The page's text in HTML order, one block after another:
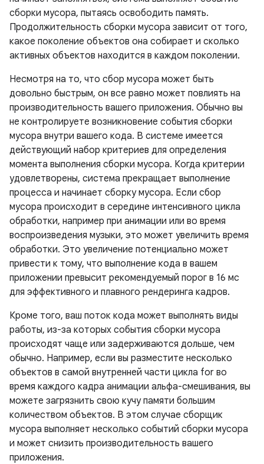
сборки мусора, пытаясь освободить память.
Продолжительность сборки мусора зависит от того,
какое поколение объектов она собирает и сколько
активных объектов находится в каждом поколении.
Несмотря на то, что сбор мусора может быть
довольно быстрым, он все равно может повлиять на
производительность вашего приложения. Обычно вы
не контролируете возникновение события сборки
мусора внутри вашего кода. В системе имеется
действующий набор критериев для определения
момента выполнения сборки мусора. Когда критерии
удовлетворены, система прекращает выполнение
процесса и начинает сборку мусора. Если сбор
мусора происходит в середине интенсивного цикла
обработки, например при анимации или во время
воспроизведения музыки, это может увеличить время
обработки. Это увеличение потенциально может
привести к тому, что выполнение кода в вашем
приложении превысит рекомендуемый порог в 16 мс
для эффективного и плавного рендеринга кадров.
Кроме того, ваш поток кода может выполнять виды
работы, из-за которых события сборки мусора
происходят чаще или задерживаются дольше, чем
обычно. Например, если вы разместите несколько
объектов в самой внутренней части цикла for во
время каждого кадра анимации альфа-смешивания, вы
можете загрязнить свою кучу памяти большим
количеством объектов. В этом случае сборщик
мусора выполняет несколько событий сборки мусора
и может снизить производительность вашего
приложения.